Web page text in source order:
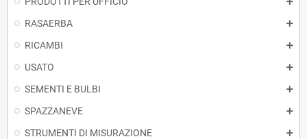
RASAERBA
RICAMBI
USATO
SEMENTI E BULBI
SPAZZANEVE
STRUMENTI DI MISURAZIONE